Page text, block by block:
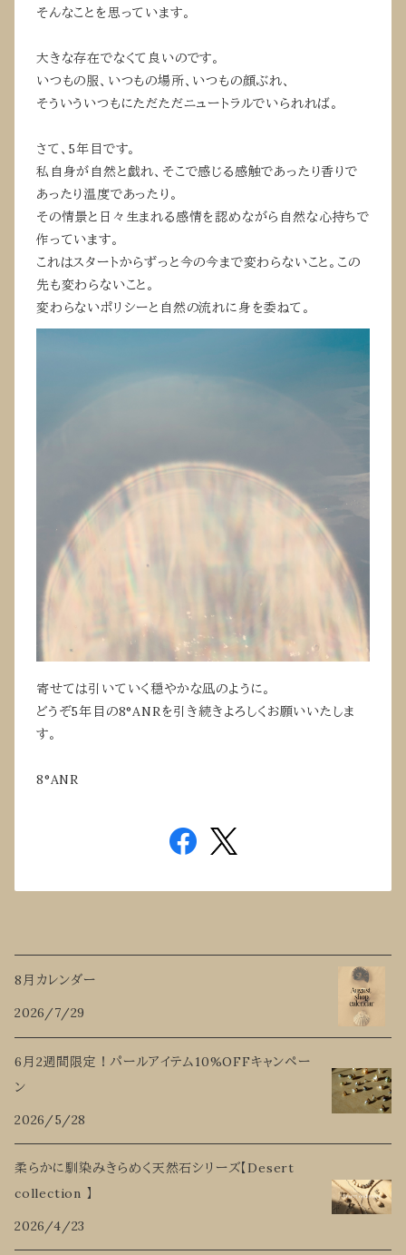
そんなことを思っています。
大きな存在でなくて良いのです。
いつもの服、いつもの場所、いつもの顔ぶれ、
そういういつもにただただニュートラルでいられれば。
さて、5年目です。
私自身が自然と戯れ、そこで感じる感触であったり香りで
あったり温度であったり。
その情景と日々生まれる感情を認めながら自然な心持ちで
作っています。
これはスタートからずっと今の今まで変わらないこと。この
先も変わらないこと。
変わらないポリシーと自然の流れに身を委ねて。
寄せては引いていく穏やかな凪のように。
どうぞ5年目の8°ANRを引き続きよろしくお願いいたしま
す。
8°ANR
8月カレンダー
2026/7/29
6月2週間限定！パールアイテム10%OFFキャンペー
ン
2026/5/28
柔らかに馴染みきらめく天然石シリーズ【Desert
collection 】
2026/4/23